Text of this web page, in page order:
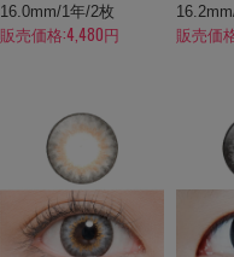
16.0mm/1年/2枚
販売価格:4,480円 販売価